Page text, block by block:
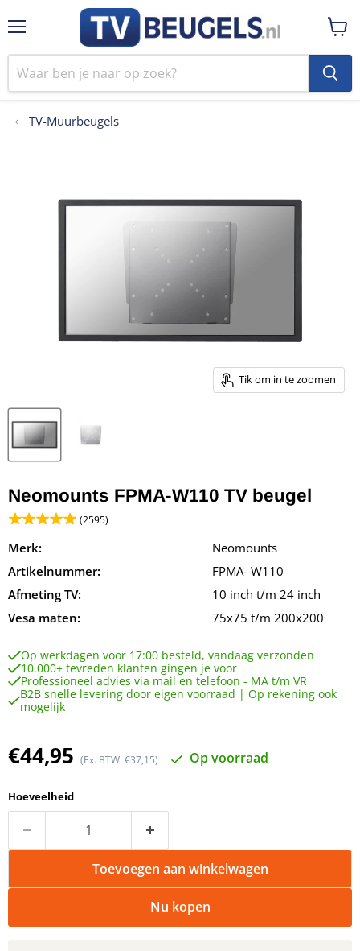
TV-Muurbeugels
Tik om in te zoomen
Neomounts FPMA-W110 TV beugel
(2595)
Merk:
Neomounts
Artikelnummer:
FPMA- W110
Afmeting TV:
10 inch t/m 24 inch
Vesa maten:
75x75 t/m 200x200
Op werkdagen voor 17:00 besteld, vandaag verzonden
10.000+ tevreden klanten gingen je voor
Professioneel advies via mail en telefoon - MA t/m VR
B2B snelle levering door eigen voorraad | Op rekening ook
mogelijk
Huidige prijs
€44,95 (Ex. BTW: €37,15) Op voorraad
Hoeveelheid
Toevoegen aan winkelwagen
Nu kopen